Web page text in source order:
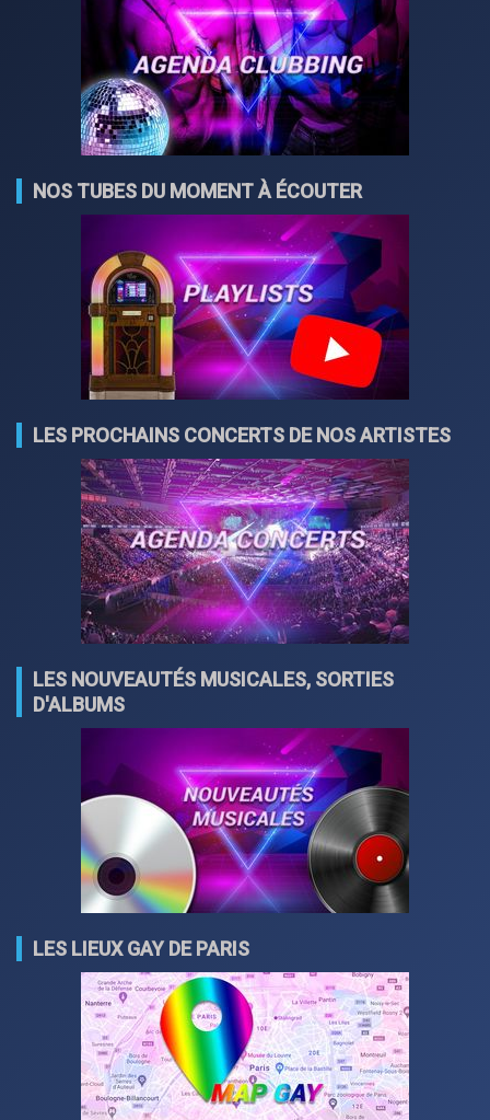
NOS TUBES DU MOMENT À ÉCOUTER
LES PROCHAINS CONCERTS DE NOS ARTISTES
LES NOUVEAUTÉS MUSICALES, SORTIES
D'ALBUMS
LES LIEUX GAY DE PARIS